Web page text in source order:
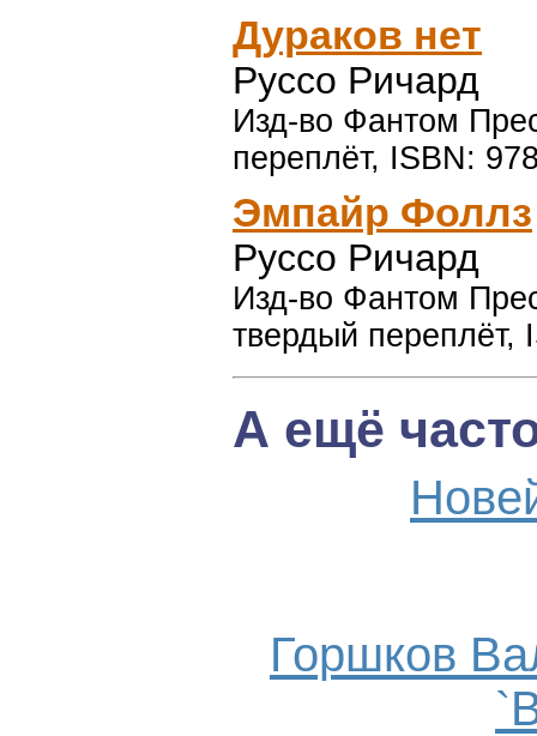
Дураков нет
Руссо Ричард
Изд-во Фантом
переплёт, ISBN:
Эмпайр Фоллз
Руссо Ричард
Изд-во Фантом
твердый переплёт,
А ещё
Горшков